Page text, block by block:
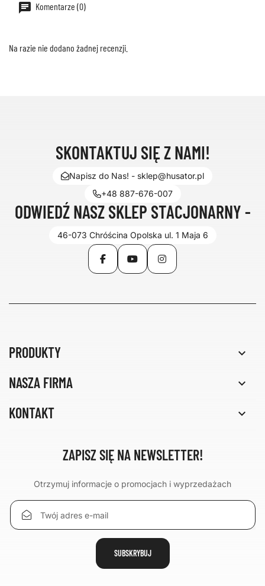
Komentarze (0)
Na razie nie dodano żadnej recenzji.
SKONTAKTUJ SIĘ Z NAMI!
Napisz do Nas! - sklep@husator.pl
+48 887-676-007
ODWIEDŹ NASZ SKLEP STACJONARNY -
46-073 Chróścina Opolska ul. 1 Maja 6
FacebookYouTubeInstagram
PRODUKTY 
NASZA FIRMA 
KONTAKT 
ZAPISZ SIĘ NA NEWSLETTER!
Otrzymuj informacje o promocjach i wyprzedażach